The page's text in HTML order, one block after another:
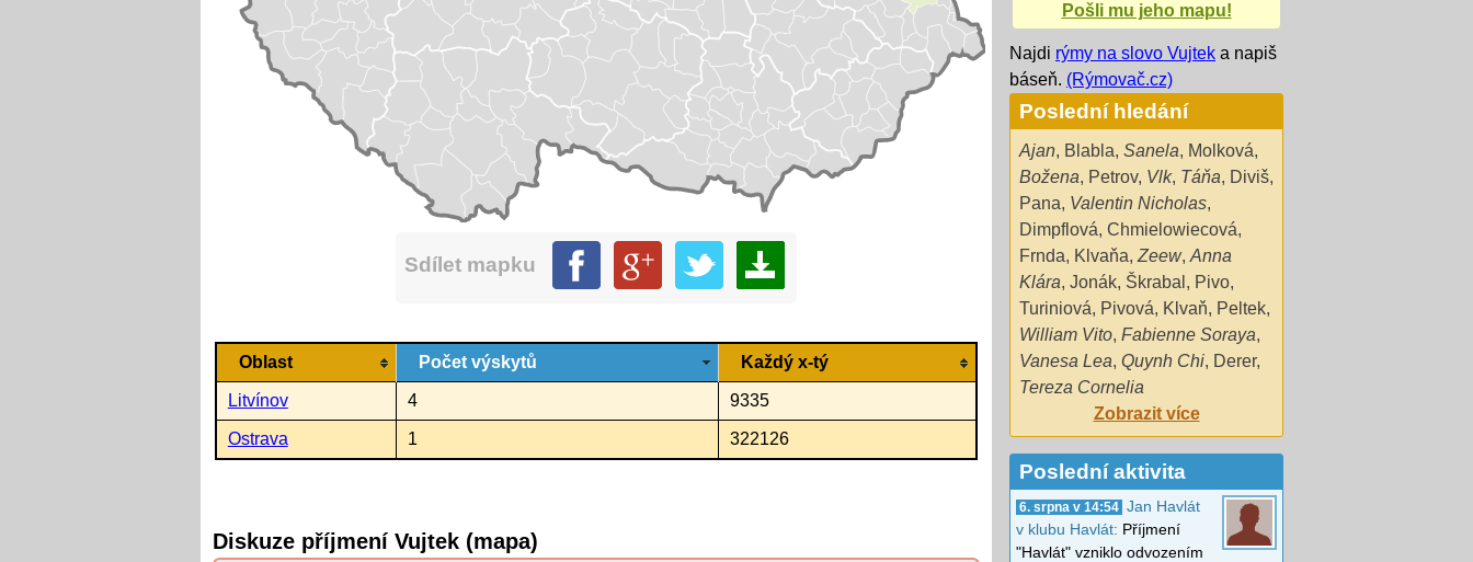
Sdílet mapku
Oblast Počet výskytů Každý x-tý
Litvínov 4 9335
Ostrava 1 322126
Diskuze příjmení Vujtek (mapa)
Pošli mu jeho mapu!
Najdi rýmy na slovo Vujtek a napiš
báseň. (Rýmovač.cz)
Poslední hledání
Ajan, Blabla, Sanela, Molková,
Božena, Petrov, Vlk, Táňa, Diviš,
Pana, Valentin Nicholas,
Dimpflová, Chmielowiecová,
Frnda, Klvaňa, Zeew, Anna
Klára, Jonák, Škrabal , Pivo,
Turiniová, Pivová, Klvaň, Peltek,
William Vito, Fabienne Soraya,
Vanesa Lea, Quynh Chi, Derer,
Tereza Cornelia
Zobrazit více
Poslední aktivita
6. srpna v 14:54 Jan Havlát
v klubu Havlát: Příjmení
"Havlát" vzniklo odvozením